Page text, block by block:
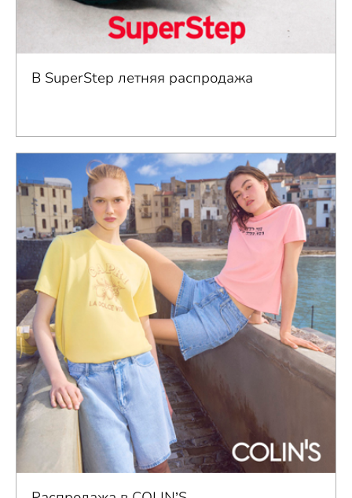
В SuperStep летняя распродажа